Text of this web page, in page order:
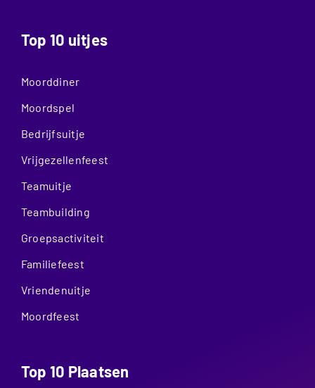
Top 10 uitjes
Moorddiner
Moordspel
Bedrijfsuitje
Vrijgezellenfeest
Teamuitje
Teambuilding
Groepsactiviteit
Familiefeest
Vriendenuitje
Moordfeest
Top 10 Plaatsen